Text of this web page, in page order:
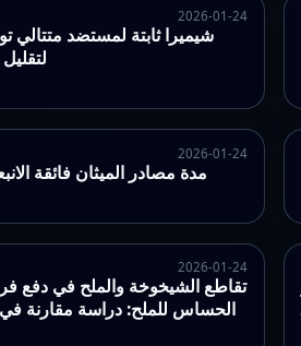
2026-01-24
شيميرا ثابتة لمستضد متتالي
لتقليل
2026-01-24
مدة مصادر الميثان فائقة
2026-01-24
تقاطع الشيخوخة والملح في دفع
الحساس للملح: دراسة مقارنة